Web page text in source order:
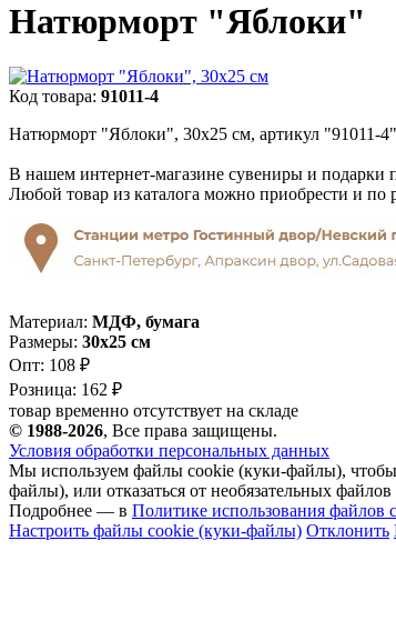
Натюрморт "Яблоки"
Код товара: 91011-4
Натюрморт "Яблоки", 30х25 см, артикул "91011-
В нашем интернет-магазине сувениры и подарки
Любой товар из каталога можно приобрести и
Материал: МДФ, бумага
Размеры: 30х25 см
Опт: 108 ₽
Розница: 162 ₽
товар временно отсутствует на складе
© 1988-2026, Все права защищены.
Условия обработки персональных данных
Мы используем файлы cookie (куки-файлы), чтобы
файлы), или отказаться от необязательных
Подробнее — в Политике использования файлов
Настроить файлы cookie (куки-файлы) Отклонить